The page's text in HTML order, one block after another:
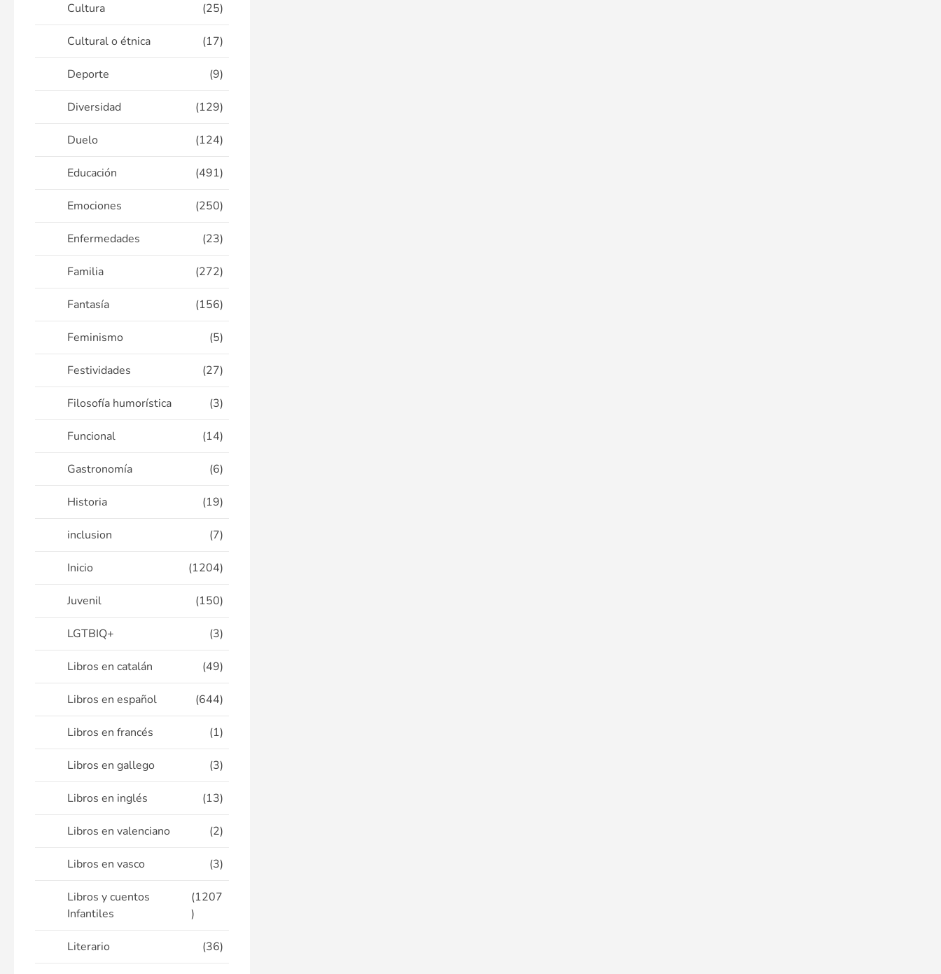
Cultura (25)
Cultural o étnica (17)
Deporte (9)
Diversidad (129)
Duelo (124)
Educación (491)
Emociones (250)
Enfermedades (23)
Familia (272)
Fantasía (156)
Feminismo (5)
Festividades (27)
Filosofía humorística (3)
Funcional (14)
Gastronomía (6)
Historia (19)
inclusion (7)
Inicio (1204)
Juvenil (150)
LGTBIQ+ (3)
Libros en catalán (49)
Libros en español (644)
Libros en francés (1)
Libros en gallego (3)
Libros en inglés (13)
Libros en valenciano (2)
Libros en vasco (3)
Libros y cuentos
Infantiles
(1207
)
Literario (36)